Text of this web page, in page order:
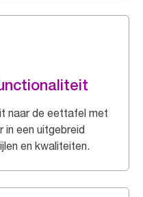
naar de eettafel met
in een uitgebreid
en kwaliteiten.